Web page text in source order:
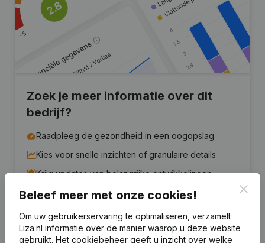
Zoek je meer informatie over dit
bedrijf?
Raadpleeg de gezondheid in een oogopslag
Kies voor snelle inzichten of granulaire details
Krijg updates van belangrijke ontwikkelingen
Probeer gratis Meer ontdekken
7 dagen gratis proefperiode, geen kredietkaart vereist.
Beleef meer met onze cookies!
Om uw gebruikerservaring te optimaliseren, verzamelt
Liza.nl informatie over de manier waarop u deze website
gebruikt. Het cookiebeheer geeft u inzicht over welke